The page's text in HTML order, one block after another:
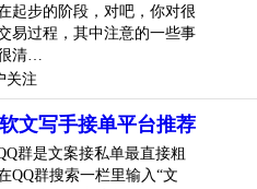
起步的阶段，对吧，你对很
易过程，其中注意的一些事
清…
关注
文写手接单平台推荐
群是文案接私单最直接粗
QQ群搜索一栏里输入“文